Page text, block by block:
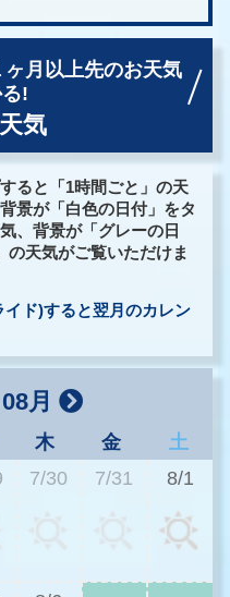
ヶ月以上先のお天気
!
気
ると「1時間ごと」の天
景が「白色の日付」をタ
、背景が「グレーの日
の天気がご覧いただけま
ド)すると翌月のカレン
月
木 金
土
7/30 7/31 8/1